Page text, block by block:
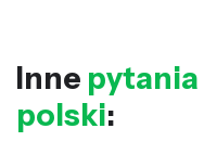
Inne pytania
polski: